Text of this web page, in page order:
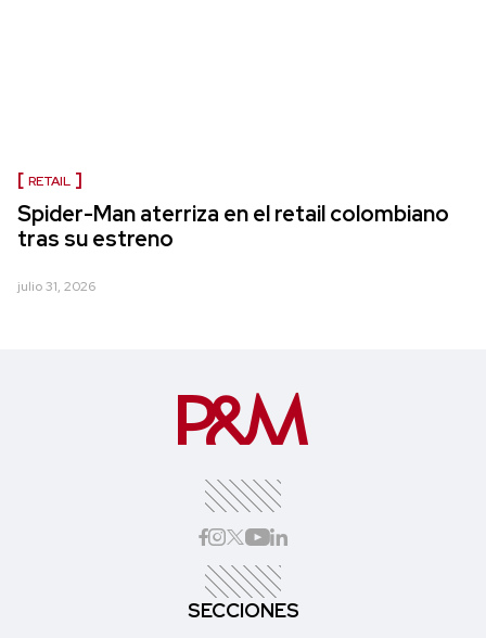
RETAIL
Spider-Man aterriza en el retail colombiano
tras su estreno
julio 31, 2026
SECCIONES